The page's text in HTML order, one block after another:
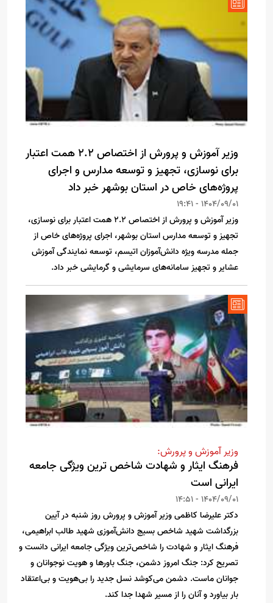
وزیر آموزش و پرورش از اختصاص 2.2 همت اعتبار
برای نوسازی، تجهیز و توسعه مدارس و اجرای
پروژه‌های خاص در استان بوشهر خبر داد
1404/09/01 - 19:41
وزیر آموزش و پرورش از اختصاص 2.2 همت اعتبار برای نوسازی،
تجهیز و توسعه مدارس استان بوشهر، اجرای پروژه‌های خاص از
جمله مدرسه ویژه دانش‌آموزان اتیسم، توسعه نمایندگی آموزش
عشایر و تجهیز سامانه‌های سرمایشی و گرمایشی خبر داد.
وزیر آموزش و پرورش:
فرهنگ ایثار و شهادت شاخص ترین ویژگی جامعه
ایرانی است
1404/09/01 - 14:51
دکتر علیرضا کاظمی وزیر آموزش و پرورش روز شنبه در آیین
بزرگداشت شهید شاخص بسیج دانش‌آموزی شهید طالب ابراهیمی،
فرهنگ ایثار و شهادت را شاخص‌ترین ویژگی جامعه ایرانی دانست و
تصریح کرد: جنگ امروز دشمن، جنگ باورها و هویت نوجوانان و
جوانان ماست. دشمن می‌کوشد نسل جدید را بی‌هویت و بی‌اعتقاد
بار بیاورد و آنان را از مسیر شهدا جدا کند.